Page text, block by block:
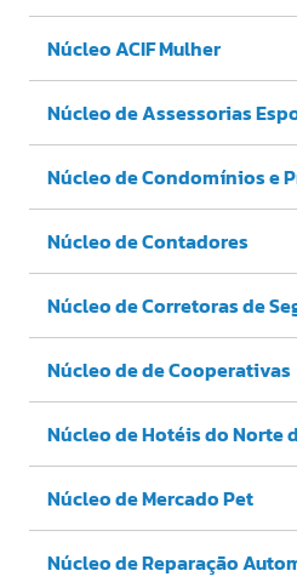
Núcleo ACIF Mulher
Núcleo de Assessorias
Núcleo de Condomínios e
Núcleo de Contadores
Núcleo de Corretoras de
Núcleo de de Cooperativas
Núcleo de Hotéis do Norte
Núcleo de Mercado Pet
Núcleo de Reparação